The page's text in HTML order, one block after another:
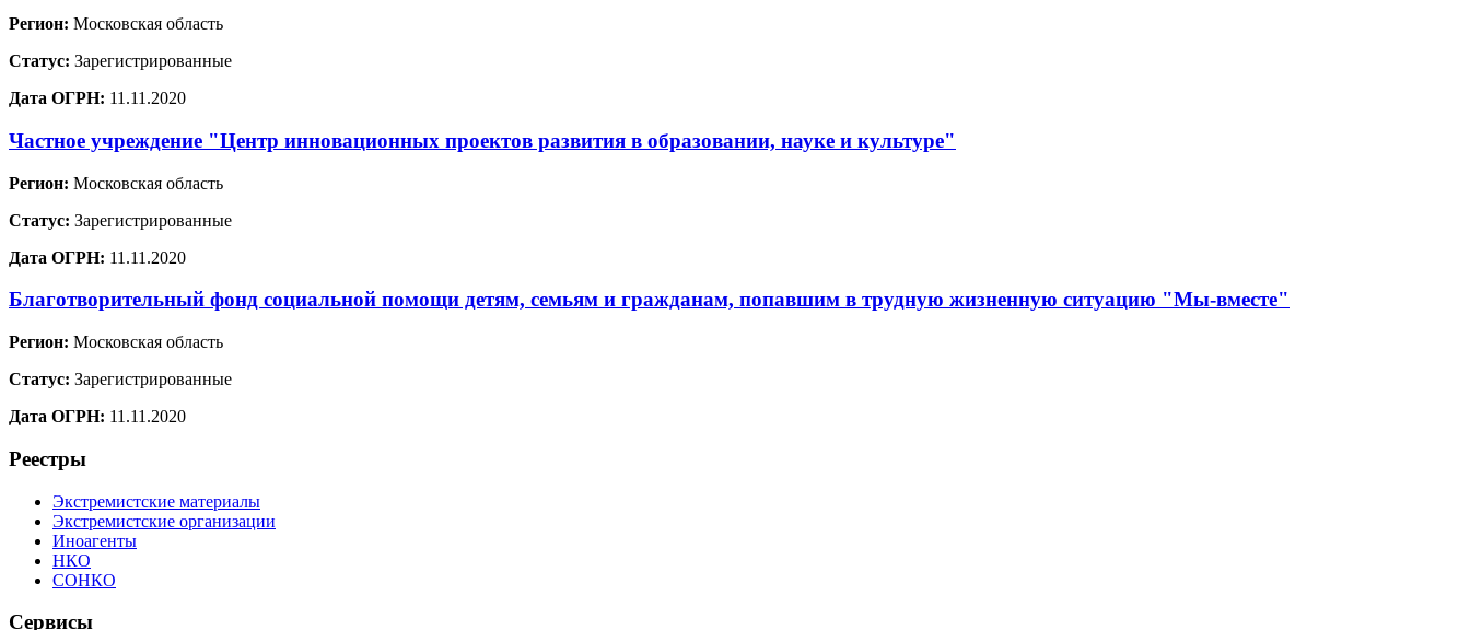
Регион: Московская область
Статус: Зарегистрированные
Дата ОГРН: 11.11.2020
Частное учреждение "Центр инновационных проектов развития в образовании, науке и культуре"
Регион: Московская область
Статус: Зарегистрированные
Дата ОГРН: 11.11.2020
Благотворительный фонд социальной помощи детям, семьям и гражданам, попавшим в трудную жизненную ситуацию "Мы-вместе"
Регион: Московская область
Статус: Зарегистрированные
Дата ОГРН: 11.11.2020
Реестры
Экстремистские материалы
Экстремистские организации
Иноагенты
НКО
СОНКО
Сервисы